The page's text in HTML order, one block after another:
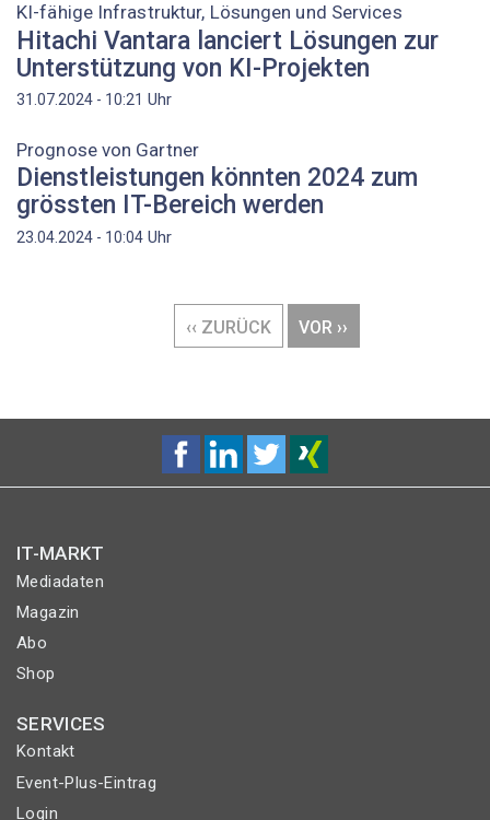
KI-fähige Infrastruktur, Lösungen und Services
Hitachi Vantara lanciert Lösungen zur
Unterstützung von KI-Projekten
31.07.2024 - 10:21 Uhr
Prognose von Gartner
Dienstleistungen könnten 2024 zum
grössten IT-Bereich werden
23.04.2024 - 10:04 Uhr
VORHERIGE
SEITE
‹‹ ZURÜCK
NÄCHSTE
SEITE
VOR ››
IT-MARKT
Mediadaten
Magazin
Abo
Shop
SERVICES
Kontakt
Event-Plus-Eintrag
Login